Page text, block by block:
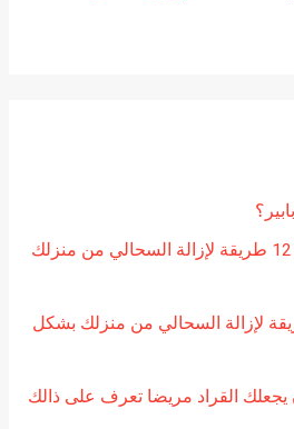
12 طريقة لإزالة السحالي من منزلك
لإزالة السحالي من منزلك بشكل
القراد مريضا تعرف على ذالك